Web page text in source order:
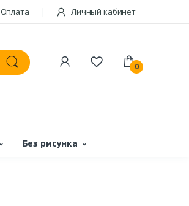
Оплата Личный кабинет
0
Без рисунка